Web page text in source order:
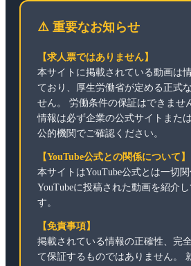
⚠️ 重要なお知らせ
【求人票ではありません】
本サイトに掲載されている動画は
ており、厚生労働省が定める正式
せん。 労働条件の保証はできませ
情報は必ず企業の公式サイトまた
公的機関でご確認ください。
【YouTube公式との関係について】
本サイトはYouTube公式とは一切関
YouTubeに投稿された動画を紹介
す。
【免責事項】
掲載されている情報の正確性、完
て保証するものではありません。